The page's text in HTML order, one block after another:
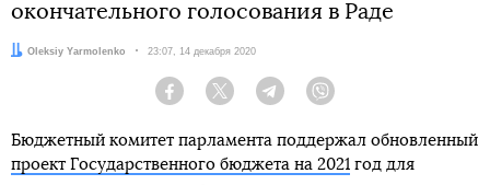
окончательного голосования в Раде
Автор:
Oleksiy Yarmolenko Дата:
23:07, 14 декабря 2020
Facebook Twitter Telegram
Бюджетный комитет парламента поддержал обновленный
проект Государственного бюджета на 2021 год для